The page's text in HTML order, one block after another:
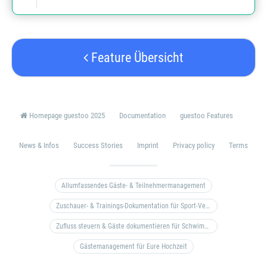
Feature Übersicht
Homepage guestoo 2025 Documentation guestoo Features
News & Infos Success Stories Imprint Privacy policy Terms
Allumfassendes Gäste- & Teilnehmermanagement
Zuschauer- & Trainings-Dokumentation für Sport-Vereine
Zufluss steuern & Gäste dokumentieren für Schwimm- & Freibäder
Gästemanagement für Eure Hochzeit